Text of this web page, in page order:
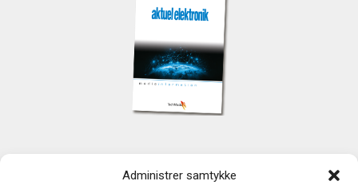
Administrer samtykke
TechMedia A/S